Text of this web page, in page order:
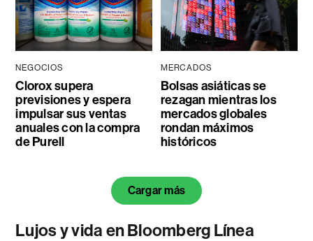
NEGOCIOS
Clorox supera
previsiones y espera
impulsar sus ventas
anuales con la compra
de Purell
MERCADOS
Bolsas asiáticas se
rezagan mientras los
mercados globales
rondan máximos
históricos
Cargar más
Lujos y vida en Bloomberg Línea